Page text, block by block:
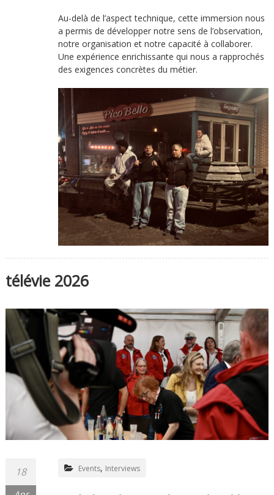
Au-delà de l’aspect technique, cette immersion nous
a permis de développer notre sens de l’observation,
notre organisation et notre capacité à collaborer.
Une expérience enrichissante qui nous a rapprochés
des exigences concrètes du métier.
télévie 2026
18 Events, Interviews